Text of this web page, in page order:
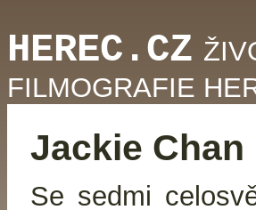
HEREC.CZ
FILMOGRAFIE
Jackie Chan
Se sedmi